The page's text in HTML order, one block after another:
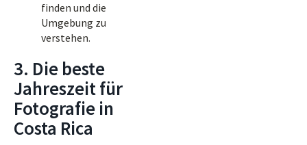
finden und die
Umgebung zu
verstehen.
3. Die beste
Jahreszeit für
Fotografie in
Costa Rica